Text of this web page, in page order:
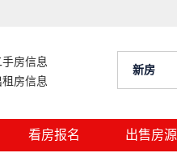
房信息
房信息
新房
看房报名 出售房源